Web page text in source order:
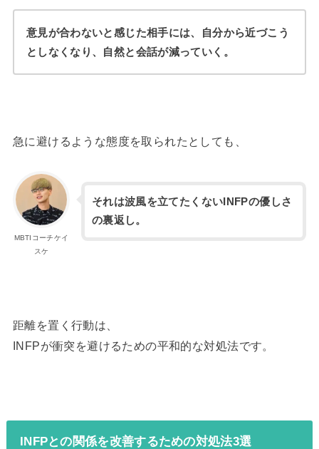
意見が合わないと感じた相手には、自分から近づこう
としなくなり、自然と会話が減っていく。
急に避けるような態度を取られたとしても、
MBTIコーチケイ
スケ
それは波風を立てたくないINFPの優しさ
の裏返し。
距離を置く行動は、
INFPが衝突を避けるための平和的な対処法です。
INFPとの関係を改善するための対処法3選